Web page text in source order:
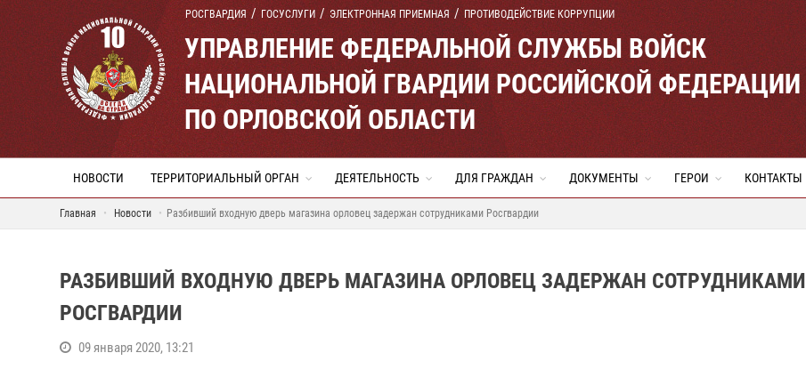
РОСГВАРДИЯ ГОСУСЛУГИ ЭЛЕКТРОННАЯ ПРИЕМНАЯ ПРОТИВОДЕЙСТВИЕ КОРРУПЦИИ
УПРАВЛЕНИЕ ФЕДЕРАЛЬНОЙ СЛУЖБЫ ВОЙСК
НАЦИОНАЛЬНОЙ ГВАРДИИ РОССИЙСКОЙ ФЕДЕРАЦИИ
ПО ОРЛОВСКОЙ ОБЛАСТИ
НОВОСТИ ТЕРРИТОРИАЛЬНЫЙ ОРГАН ДЕЯТЕЛЬНОСТЬ ДЛЯ ГРАЖДАН ДОКУМЕНТЫ ГЕРОИ КОНТАКТЫ
Главная Новости Разбивший входную дверь магазина орловец задержан сотрудниками Росгвардии
РАЗБИВШИЙ ВХОДНУЮ ДВЕРЬ МАГАЗИНА ОРЛОВЕЦ ЗАДЕРЖАН СОТРУДНИКАМИ
РОСГВАРДИИ
09 января 2020, 13:21